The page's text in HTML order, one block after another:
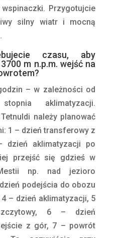
Przygotujcie
silny wiatr i mocną
czasu, aby
m n.p.m. wejść na
– w zależności od
aklimatyzacji.
należy planować
1 – dzień transferowy z
dzień aklimatyzacji po
przejść się gdzieś w
np. nad jezioro
podejścia do obozu
4 – dzień aklimatyzacji, 5
6 – dzień
z gór, 7 – powrót